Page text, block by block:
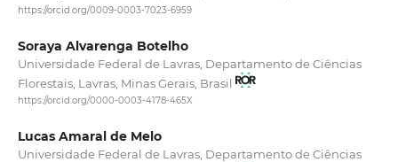
https://orcid.org/0009-0003-7023-6959
Soraya Alvarenga Botelho
Universidade Federal de Lavras, Departamento de Ciências
Florestais, Lavras, Minas Gerais, Brasil
https://orcid.org/0000-0003-4178-465X
Lucas Amaral de Melo
Universidade Federal de Lavras, Departamento de Ciências